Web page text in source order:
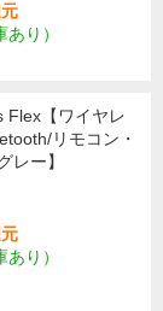
り）
Flex【ワイヤレ
リモコン・
レー】
り）